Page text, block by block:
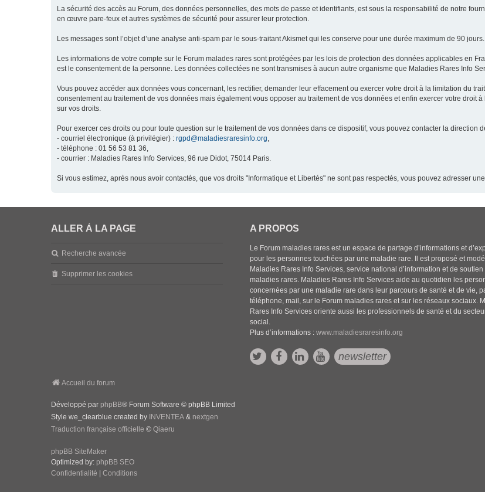
La sécurité des accès au Forum, des données personnelles, des mots de passe et identifiants, est sous la responsabilité de notre
en œuvre pare-feux et autres systèmes de sécurité pour assurer leur protection.
Les messages sont l’objet d’une analyse anti-spam par le sous-traitant Akismet qui les conserve pour une durée maximum de 90 jours.
Les informations de votre compte sur le Forum malades rares sont protégées par les lois de protection des données applicables en
est le consentement de la personne. Les données collectées ne sont transmises à aucun autre organisme que Maladies Rares Info
Vous pouvez accéder aux données vous concernant, les rectifier, demander leur effacement ou exercer votre droit à la limitation du
consentement au traitement de vos données mais également vous opposer au traitement de vos données et enfin exercer votre droit
sur vos droits.
Pour exercer ces droits ou pour toute question sur le traitement de vos données dans ce dispositif, vous pouvez contacter la direction
- courriel électronique (à privilégier) : rgpd@maladiesraresinfo.org,
- téléphone : 01 56 53 81 36,
- courrier : Maladies Rares Info Services, 96 rue Didot, 75014 Paris.
Si vous estimez, après nous avoir contactés, que vos droits "Informatique et Libertés" ne sont pas respectés, vous pouvez adresser
ALLER À LA PAGE
Recherche avancée
Supprimer les cookies
A PROPOS
Le Forum maladies rares est un espace de partage d’informations et
pour les personnes touchées par une maladie rare. Il est proposé et
Maladies Rares Info Services, service national d’information et de soutien
maladies rares. Maladies Rares Info Services aide au quotidien les
concernées par une maladie rare dans leur parcours de santé et de vie,
téléphone, mail, sur le Forum maladies rares et sur les réseaux sociaux.
Rares Info Services oriente aussi les professionnels de santé et du
social.
Plus d’informations :www.maladiesraresinfo.org
newsletter
Accueil du forum
Développé par phpBB® Forum Software © phpBB Limited
Style we_clearblue created by INVENTEA & nextgen
Traduction française officielle © Qiaeru
phpBB SiteMaker
Optimized by: phpBB SEO
Confidentialité
Conditions